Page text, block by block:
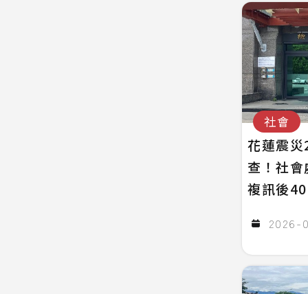
社會
花蓮震
查！社
複訊後
2026-